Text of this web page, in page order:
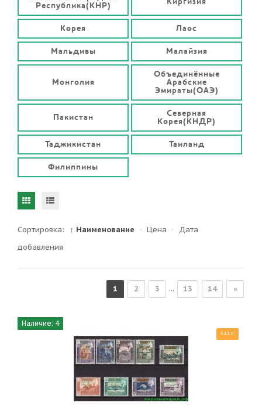
Республика(КНР)
Корея Лаос
Мальдивы Малайзия
Монголия
Объединённые
Арабские
Эмираты(ОАЭ)
Пакистан Северная
Корея(КНДР)
Таджикистан Таиланд
Филиппины
Сортировка: ↑ Наименование · Цена ·
Дата
добавления
1 2 3 ... 13 14 »
Наличие: 4
SALE